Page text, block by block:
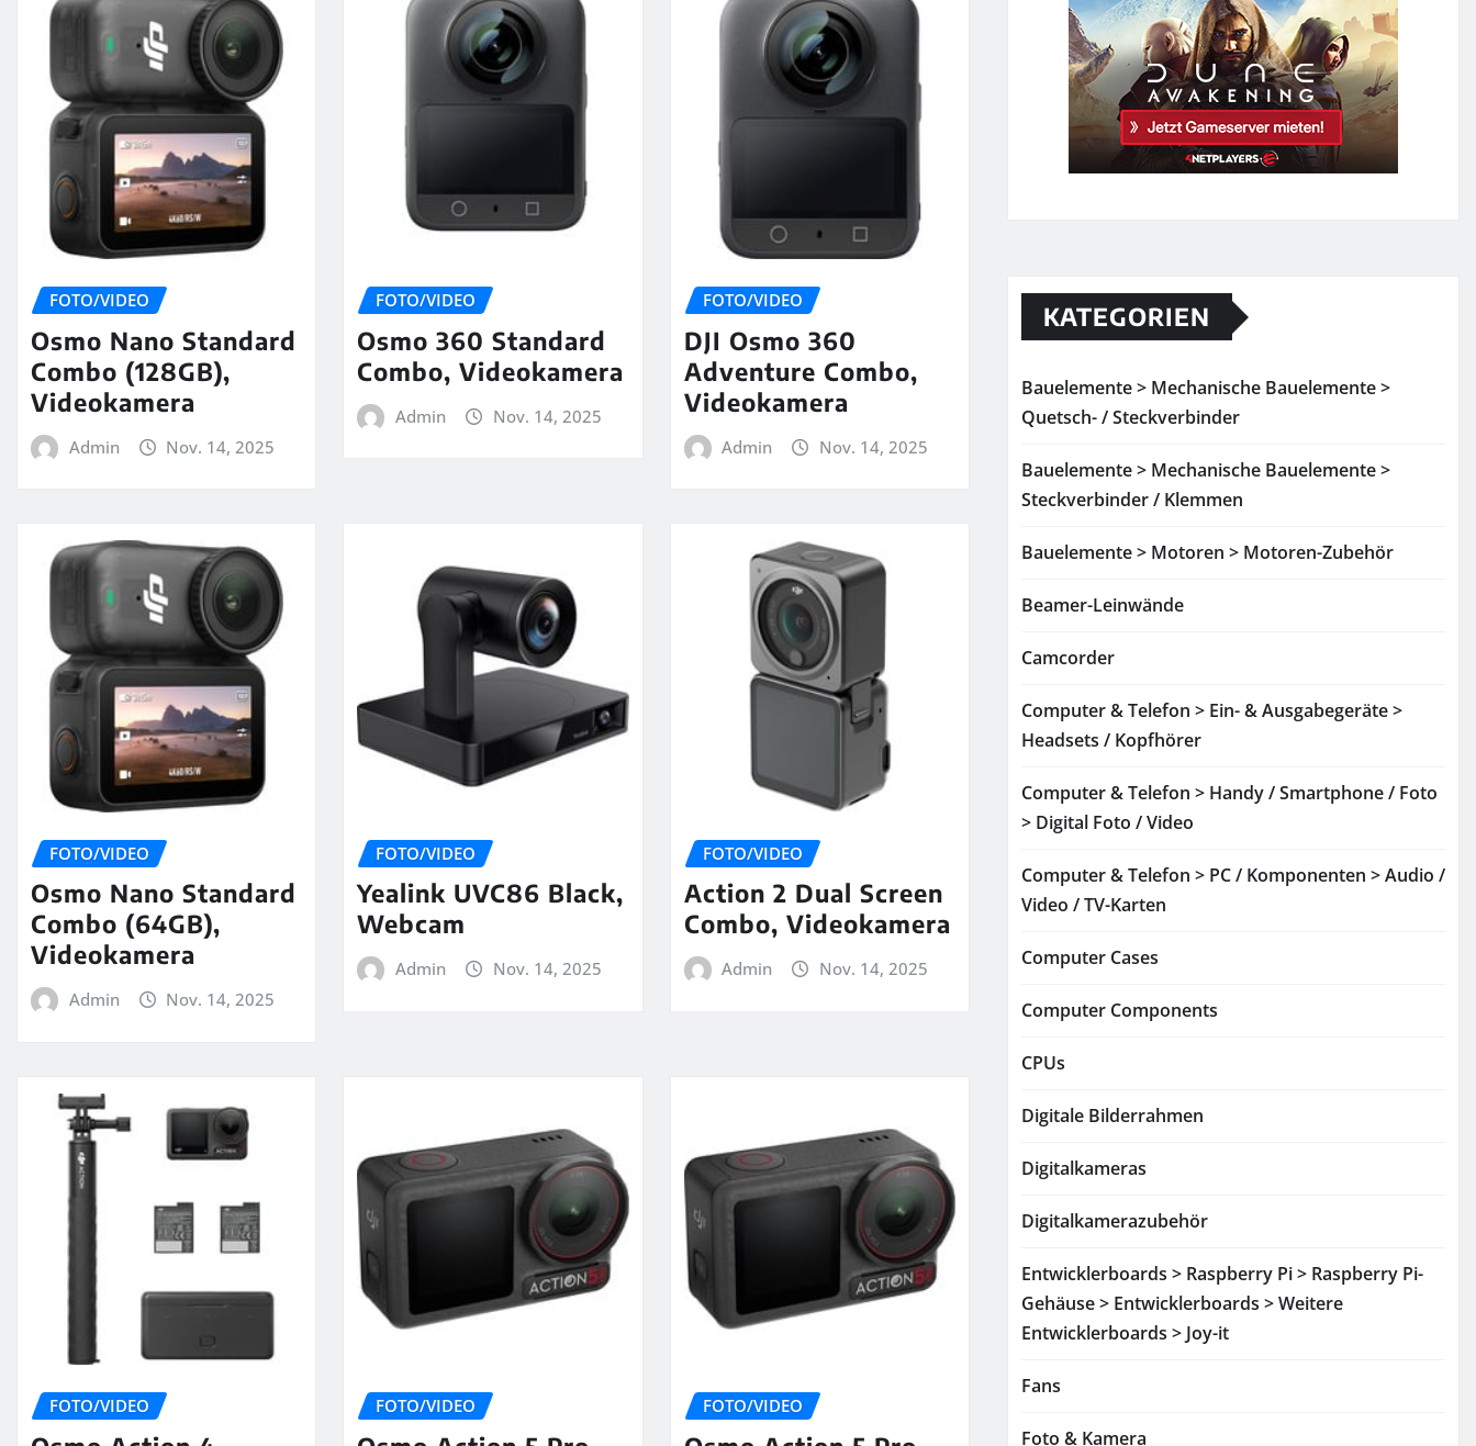
FOTO/VIDEO
Osmo Nano Standard
Combo (128GB),
Videokamera
Admin Nov. 14, 2025
FOTO/VIDEO
Osmo 360 Standard
Combo, Videokamera
Admin Nov. 14, 2025
FOTO/VIDEO
DJI Osmo 360
Adventure Combo,
Videokamera
Admin Nov. 14, 2025
FOTO/VIDEO
Osmo Nano Standard
Combo (64GB),
Videokamera
Admin Nov. 14, 2025
FOTO/VIDEO
Yealink UVC86 Black,
Webcam
Admin Nov. 14, 2025
FOTO/VIDEO
Action 2 Dual Screen
Combo, Videokamera
Admin Nov. 14, 2025
FOTO/VIDEO FOTO/VIDEO FOTO/VIDEO
KATEGORIEN
Bauelemente > Mechanische Bauelemente >
Quetsch- / Steckverbinder
Bauelemente > Mechanische Bauelemente >
Steckverbinder / Klemmen
Bauelemente > Motoren > Motoren-Zubehör
Beamer-Leinwände
Camcorder
Computer & Telefon > Ein- & Ausgabegeräte >
Headsets / Kopfhörer
Computer & Telefon > Handy / Smartphone / Foto
> Digital Foto / Video
Computer & Telefon > PC / Komponenten > Audio /
Video / TV-Karten
Computer Cases
Computer Components
CPUs
Digitale Bilderrahmen
Digitalkameras
Digitalkamerazubehör
Entwicklerboards > Raspberry Pi > Raspberry Pi-
Gehäuse > Entwicklerboards > Weitere
Entwicklerboards > Joy-it
Fans
Foto & Kamera